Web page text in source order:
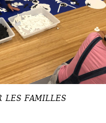
LES FAMILLES